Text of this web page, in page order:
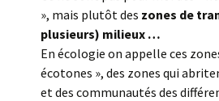
», mais plutôt des zones de
plusieurs) milieux …
En écologie on appelle ces
écotones », des zones qui
et des communautés des